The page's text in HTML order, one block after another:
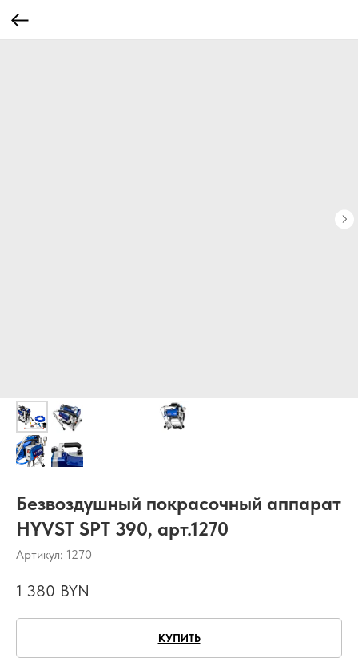
Безвоздушный покрасочный аппарат
HYVST SPT 390, арт.1270
Артикул: 1270
1 380 BYN
КУПИТЬ